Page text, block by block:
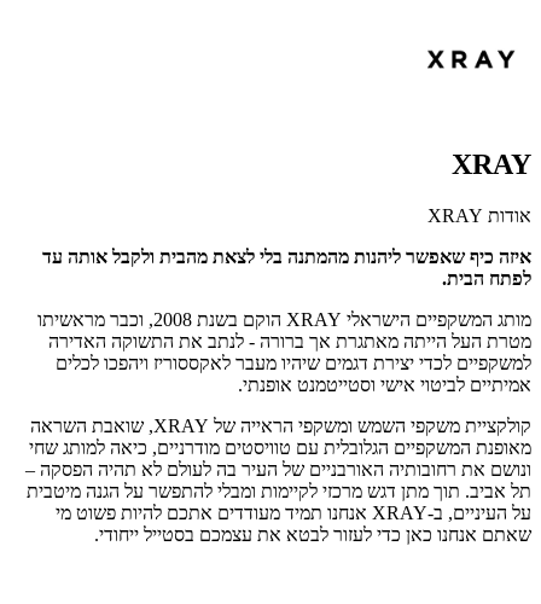
XRAY
אודות XRAY
איזה כיף שאפשר ליהנות מהמתנה בלי לצאת מהבית ולקבל אותה עד
לפתח הבית.
מותג המשקפיים הישראלי XRAY
הוקם בשנת 2008, וכבר מראשיתו
מטרת העל הייתה מאתגרת אך ברורה - לנתב את התשוקה האדירה
למשקפיים לכדי יצירת דגמים שיהיו מעבר לאקססוריז ויהפכו לכלים
אמיתיים לביטוי אישי וסטייטמנט אופנתי.
קולקציית משקפי השמש ומשקפי הראייה של XRAY, שואבת השראה
מאופנת המשקפיים הגלובלית עם טוויסטים מודרניים, כיאה למותג שחי
ונושם את רחובותיה האורבניים של העיר בה לעולם לא תהיה הפסקה –
תל אביב. תוך מתן דגש מרכזי לקיימות ומבלי להתפשר על הגנה מיטבית
על העיניים, ב-XRAY אנחנו תמיד מעודדים אתכם להיות פשוט מי
שאתם אנחנו כאן כדי לעזור לבטא את עצמכם בסטייל ייחודי.